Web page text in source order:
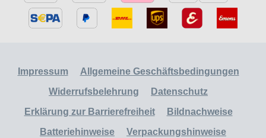
Impressum
Allgemeine Geschäftsbedingungen
Widerrufsbelehrung
Datenschutz
Erklärung zur Barrierefreiheit
Bildnachweise
Batteriehinweise
Verpackungshinweise